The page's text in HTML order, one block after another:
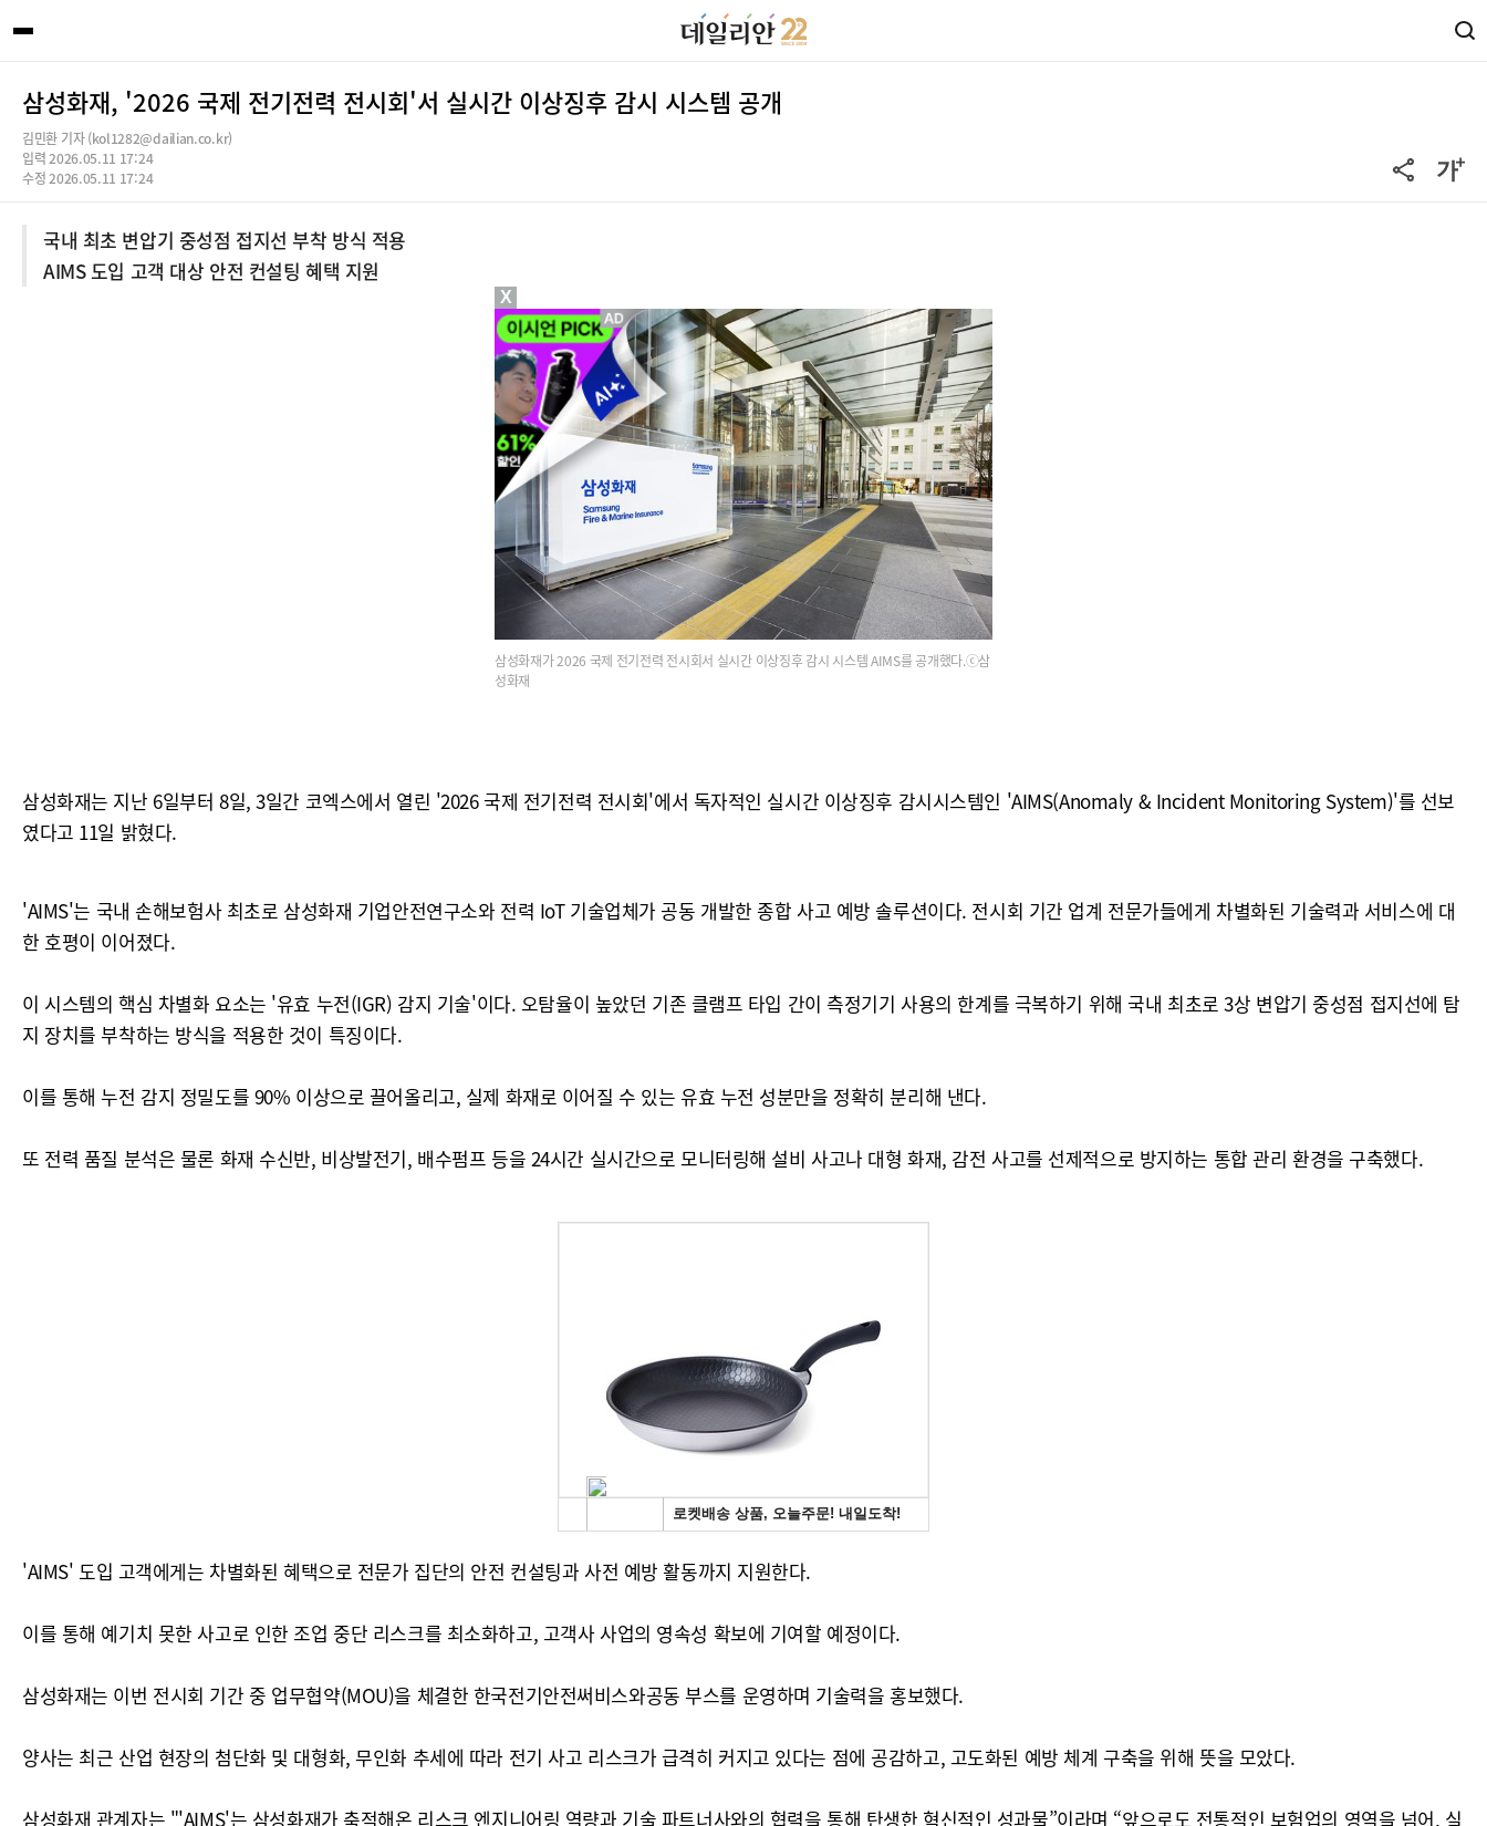
삼성화재, '2026 국제 전기전력 전시회'서 실시간 이상징후 감시 시스템 공개
김민환 기자 (kol1282@dailian.co.kr)
입력 2026.05.11 17:24
수정 2026.05.11 17:24
국내 최초 변압기 중성점 접지선 부착 방식 적용
AIMS 도입 고객 대상 안전 컨설팅 혜택 지원
삼성화재가 2026 국제 전기전력 전시회서 실시간 이상징후 감시 시스템 AIMS를 공개했다.ⓒ삼
성화재
삼성화재는 지난 6일부터 8일, 3일간 코엑스에서 열린 '2026 국제 전기전력 전시회'에서 독자적인 실시간 이상징후 감시시스템인 'AIMS(Anomaly & Incident Monitoring System)'를 선보
였다고 11일 밝혔다.
'AIMS'는 국내 손해보험사 최초로 삼성화재 기업안전연구소와 전력 IoT 기술업체가 공동 개발한 종합 사고 예방 솔루션이다. 전시회 기간 업계 전문가들에게 차별화된 기술력과 서비스에 대
한 호평이 이어졌다.
이 시스템의 핵심 차별화 요소는 '유효 누전(IGR) 감지 기술'이다. 오탐율이 높았던 기존 클램프 타입 간이 측정기기 사용의 한계를 극복하기 위해 국내 최초로 3상 변압기 중성점 접지선에 탐
지 장치를 부착하는 방식을 적용한 것이 특징이다.
이를 통해 누전 감지 정밀도를 90% 이상으로 끌어올리고, 실제 화재로 이어질 수 있는 유효 누전 성분만을 정확히 분리해 낸다.
또 전력 품질 분석은 물론 화재 수신반, 비상발전기, 배수펌프 등을 24시간 실시간으로 모니터링해 설비 사고나 대형 화재, 감전 사고를 선제적으로 방지하는 통합 관리 환경을 구축했다.
'AIMS' 도입 고객에게는 차별화된 혜택으로 전문가 집단의 안전 컨설팅과 사전 예방 활동까지 지원한다.
이를 통해 예기치 못한 사고로 인한 조업 중단 리스크를 최소화하고, 고객사 사업의 영속성 확보에 기여할 예정이다.
삼성화재는 이번 전시회 기간 중 업무협약(MOU)을 체결한 한국전기안전써비스와공동 부스를 운영하며 기술력을 홍보했다.
양사는 최근 산업 현장의 첨단화 및 대형화, 무인화 추세에 따라 전기 사고 리스크가 급격히 커지고 있다는 점에 공감하고, 고도화된 예방 체계 구축을 위해 뜻을 모았다.
삼성화재 관계자는 "'AIMS'는 삼성화재가 축적해온 리스크 엔지니어링 역량과 기술 파트너사와의 협력을 통해 탄생한 혁신적인 성과물”이라며 “앞으로도 전통적인 보험업의 영역을 넘어, 실
X